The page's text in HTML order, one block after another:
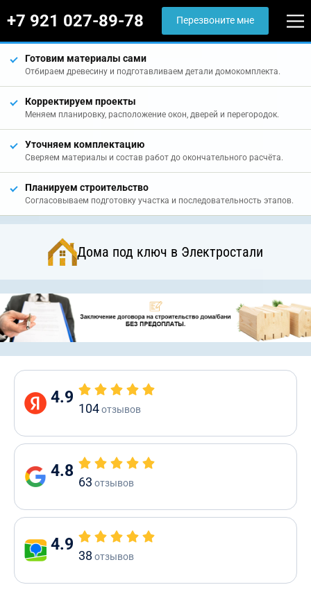
+7 921 027-89-78 Перезвоните мне
Готовим материалы сами
Отбираем древесину и подготавливаем детали домокомплекта.
Корректируем проекты
Меняем планировку, расположение окон, дверей и перегородок.
Уточняем комплектацию
Сверяем материалы и состав работ до окончательного расчёта.
Планируем строительство
Согласовываем подготовку участка и последовательность этапов.
Дома под ключ в Электростали
4.9
104отзывов
4.8
63 отзывов
4.9
38 отзывов